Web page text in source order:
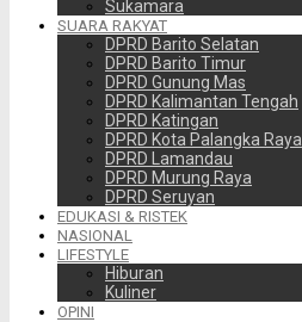
Sukamara
SUARA RAKYAT
DPRD Barito Selatan
DPRD Barito Timur
DPRD Gunung Mas
DPRD Kalimantan Tengah
DPRD Katingan
DPRD Kota Palangka Raya
DPRD Lamandau
DPRD Murung Raya
DPRD Seruyan
EDUKASI & RISTEK
NASIONAL
LIFESTYLE
Hiburan
Kuliner
OPINI